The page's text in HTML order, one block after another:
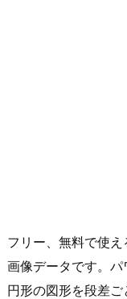
フリー、無料で使
画像データです。パ
円形の図形を段差